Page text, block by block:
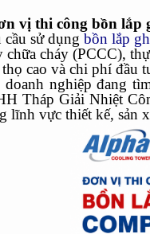
vị thi công bồn lắp
cầu sử dụngbồn lắp
chữa cháy (PCCC),
cao và chi phí đầu
doanh nghiệp đang
Tháp Giải Nhiệt
lĩnh vực thiết kế, sản